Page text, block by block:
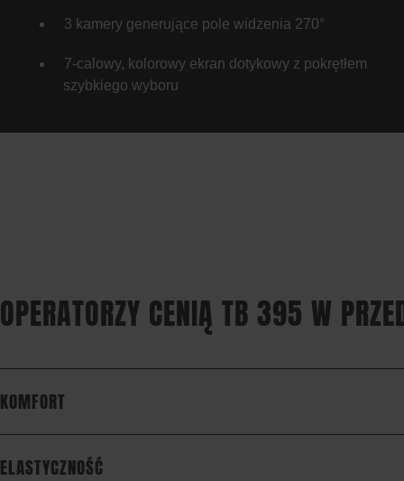
3 kamery generujące pole widzenia 270°
7-calowy, kolorowy ekran dotykowy z pokrętłem
szybkiego wyboru
OPERATORZY CENIĄ TB 395 W
KOMFORT
ELASTYCZNOŚĆ